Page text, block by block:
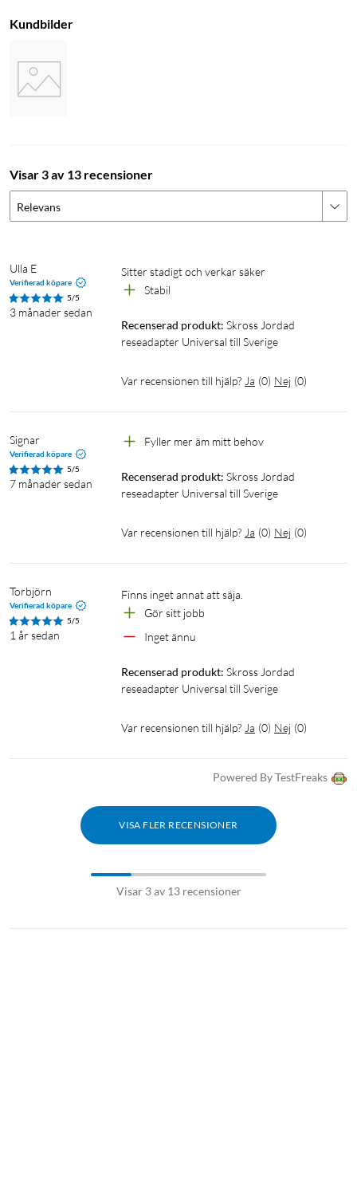
Kundbilder
Visar 3 av 13 recensioner
Relevans
Ulla E
Verifierad köpare
5/5
3 månader sedan
Sitter stadigt och verkar säker
Stabil
Recenserad produkt: Skross Jordad
reseadapter Universal till Sverige
Var recensionen till hjälp? Ja (0) Nej (0)
Signar
Verifierad köpare
5/5
7 månader sedan
Fyller mer äm mitt behov
Recenserad produkt: Skross Jordad
reseadapter Universal till Sverige
Var recensionen till hjälp? Ja (0) Nej (0)
Torbjörn
Verifierad köpare
5/5
1 år sedan
Finns inget annat att säja.
Gör sitt jobb
Inget ännu
Recenserad produkt: Skross Jordad
reseadapter Universal till Sverige
Var recensionen till hjälp? Ja (0) Nej (0)
Powered By TestFreaks
VISA FLER RECENSIONER
Visar 3 av 13 recensioner